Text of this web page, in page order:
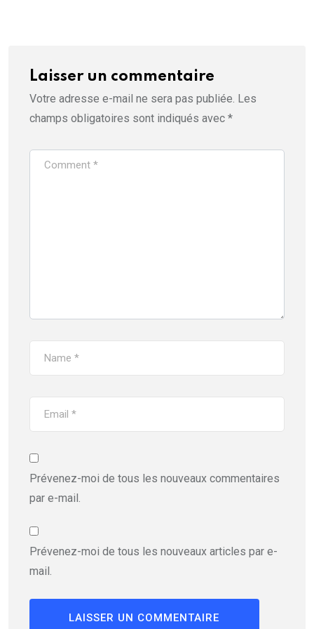
Laisser un commentaire
Votre adresse e-mail ne sera pas publiée. Les
champs obligatoires sont indiqués avec *
Prévenez-moi de tous les nouveaux commentaires
par e-mail.
Prévenez-moi de tous les nouveaux articles par e-
mail.